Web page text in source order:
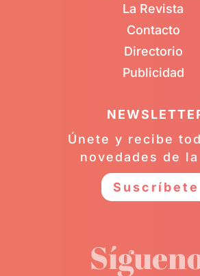
La Revista
Contacto
Directorio
Publicidad
Únete y recibe
novedades de
Suscríbete